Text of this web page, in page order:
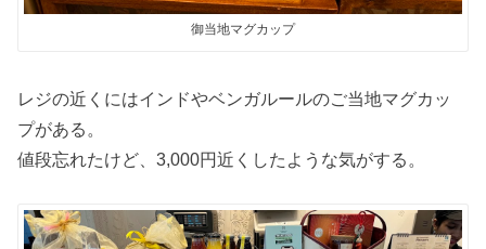
御当地マグカップ
レジの近くにはインドやベンガルールのご当地マグカッ
プがある。
値段忘れたけど、3,000円近くしたような気がする。